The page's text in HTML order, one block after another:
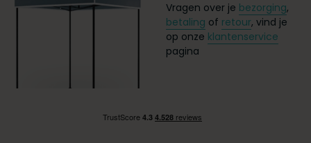
Vragen over je bezorging,
betaling of retour, vind je
op onze klantenservice
pagina